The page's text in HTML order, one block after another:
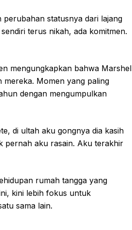
perubahan statusnya dari lajang
terus nikah, ada komitmen.
mengungkapkan bahwa Marshel
Momen yang paling
dengan mengumpulkan
di ultah aku gongnya dia kasih
pernah aku rasain. Aku terakhir
rumah tangga yang
kini lebih fokus untuk
sama lain.